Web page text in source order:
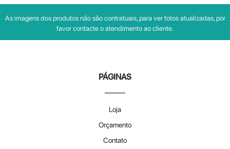
As imagens dos produtos não são contratuais, para ver fotos atualizadas, por
favor contacte o atendimento ao cliente.
PÁGINAS
Loja
Orçamento
Contato